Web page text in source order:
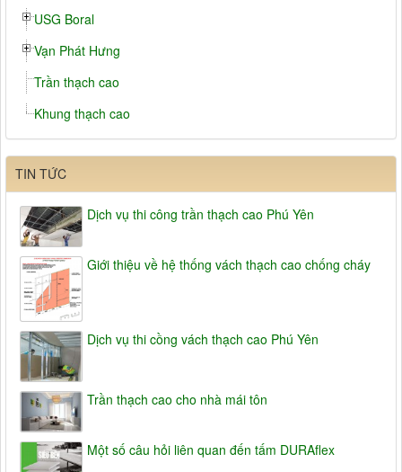
USG Boral
Vạn Phát Hưng
Trần thạch cao
Khung thạch cao
TIN TỨC
Dịch vụ thi công trần thạch cao Phú Yên
Giới thiệu về hệ thống vách thạch cao chống cháy
Dịch vụ thi cồng vách thạch cao Phú Yên
Trần thạch cao cho nhà mái tôn
Một số câu hỏi liên quan đến tấm DURAflex